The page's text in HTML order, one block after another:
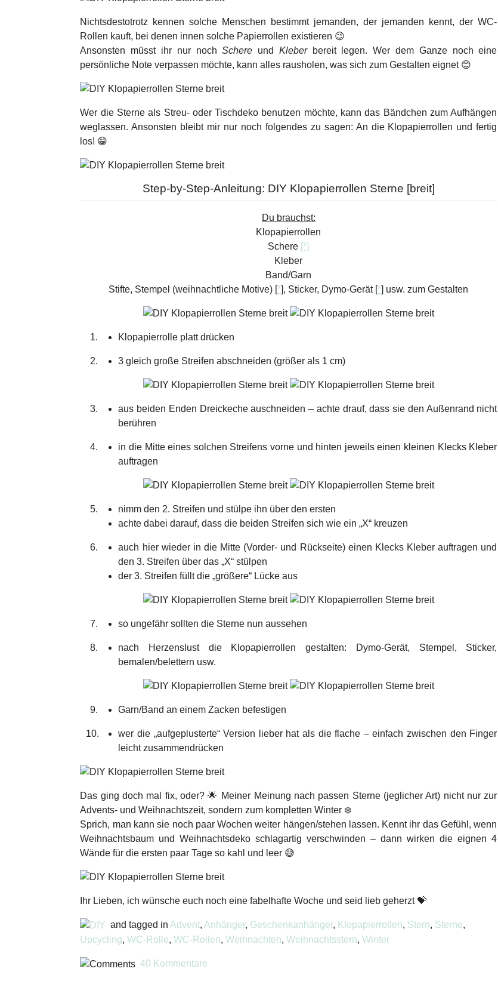
Nichtsdestotrotz kennen solche Menschen bestimmt jemanden, der jemanden kennt, der WC-
Rollen kauft, bei denen innen solche Papierrollen existieren 😉
Ansonsten müsst ihr nur nochSchere und Kleberbereit legen. Wer dem Ganze noch eine
persönliche Note verpassen möchte, kann alles rausholen, was sich zum Gestalten eignet 😊
Wer die Sterne als Streu- oder Tischdeko benutzen möchte, kann das Bändchen zum Aufhängen
weglassen. Ansonsten bleibt mir nur noch folgendes zu sagen: An die Klopapierrollen und fertig
los! 😁
Step-by-Step-Anleitung: DIY Klopapierrollen Sterne [breit]
Du brauchst:
Klopapierrollen
Schere [*]
Kleber
Band/Garn
Stifte, Stempel (weihnachtliche Motive) [*], Sticker, Dymo-Gerät [*] usw. zum Gestalten
Klopapierrolle platt drücken
3 gleich große Streifen abschneiden (größer als 1 cm)
aus beiden Enden Dreickeche auschneiden – achte drauf, dass sie den Außenrand nicht
berühren
in die Mitte eines solchen Streifens vorne und hinten jeweils einen kleinen Klecks Kleber
auftragen
nimm den 2. Streifen und stülpe ihn über den ersten
achte dabei darauf, dass die beiden Streifen sich wie ein „X“ kreuzen
auch hier wieder in die Mitte (Vorder- und Rückseite) einen Klecks Kleber auftragen und
den 3. Streifen über das „X“ stülpen
der 3. Streifen füllt die „größere“ Lücke aus
so ungefähr sollten die Sterne nun aussehen
nach Herzenslust die Klopapierrollen gestalten: Dymo-Gerät, Stempel, Sticker,
bemalen/belettern usw.
Garn/Band an einem Zacken befestigen
wer die „aufgeplusterte“ Version lieber hat als die flache – einfach zwischen den Finger
leicht zusammendrücken
Das ging doch mal fix, oder? 🌟 Meiner Meinung nach passen Sterne (jeglicher Art) nicht nur zur
Advents- und Weihnachtszeit, sondern zum kompletten Winter ❄️
Sprich, man kann sie noch paar Wochen weiter hängen/stehen lassen. Kennt ihr das Gefühl, wenn
Weihnachtsbaum und Weihnachtsdeko schlagartig verschwinden – dann wirken die eignen 4
Wände für die ersten paar Tage so kahl und leer 😅
Ihr Lieben, ich wünsche euch noch eine fabelhafte Woche und seid lieb geherzt 💝
and tagged inAdvent,Anhänger, Geschenkanhänger, Klopapierrollen, Stern, Sterne,
Upcycling,WC-Rolle,WC-Rollen,Weihnachten,Weihnachtsstern,Winter
40 Kommentare